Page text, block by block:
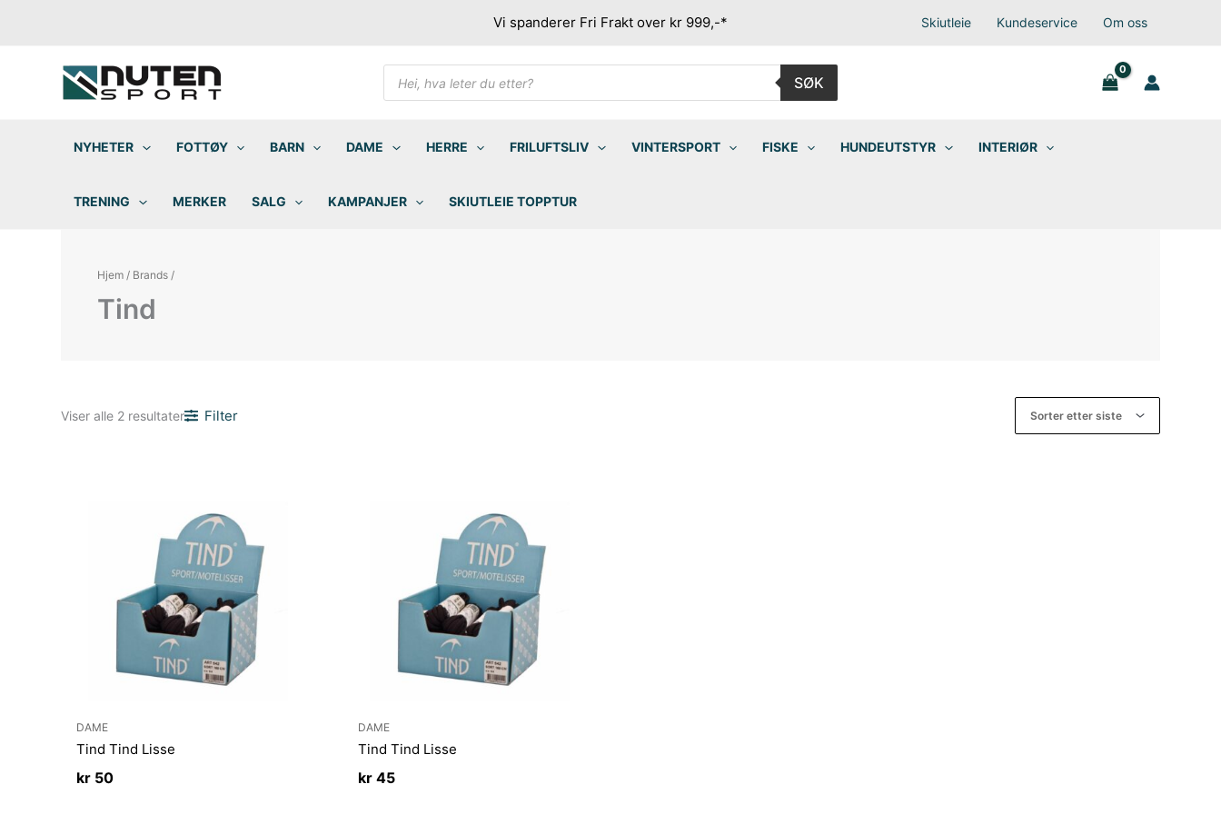
Vi spanderer Fri Frakt over kr 999,-* Skiutleie Kundeservice Om oss
Products
search
SØK
NYHETER FOTTØY BARN DAME HERRE FRILUFTSLIV VINTERSPORT FISKE HUNDEUTSTYR INTERIØR
TRENING MERKER SALG KAMPANJER SKIUTLEIE TOPPTUR
Hjem / Brands /
Tind
Viser alle 2 resultaterSortert
Filter
DAME
Tind Tind Lisse
kr 50
DAME
Tind Tind Lisse
kr45